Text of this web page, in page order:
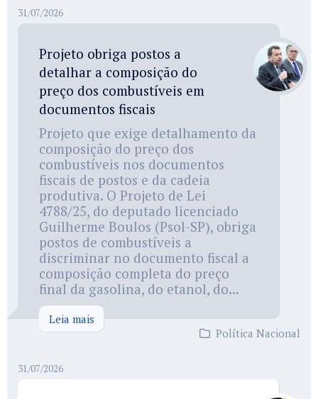
31/07/2026
Projeto obriga postos a
detalhar a composição do
preço dos combustíveis em
documentos fiscais
Projeto que exige detalhamento da
composição do preço dos
combustíveis nos documentos
fiscais de postos e da cadeia
produtiva. O Projeto de Lei
4788/25, do deputado licenciado
Guilherme Boulos (Psol-SP), obriga
postos de combustíveis a
discriminar no documento fiscal a
composição completa do preço
final da gasolina, do etanol, do...
Leia mais
Política Nacional
31/07/2026